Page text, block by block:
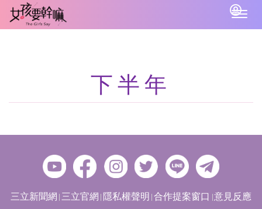
下半年
三立新聞網 三立官網 隱私權聲明 合作提案窗口 意見反應